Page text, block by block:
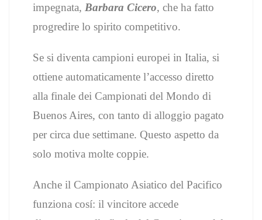
impegnata, Barbara Cicero, che ha fatto
progredire lo spirito competitivo.
Se si diventa campioni europei in Italia, si
ottiene automaticamente l’accesso diretto
alla finale dei Campionati del Mondo di
Buenos Aires, con tanto di alloggio pagato
per circa due settimane. Questo aspetto da
solo motiva molte coppie.
Anche il Campionato Asiatico del Pacifico
funziona cosí: il vincitore accede